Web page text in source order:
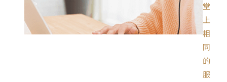
堂
上
相
同
的
服